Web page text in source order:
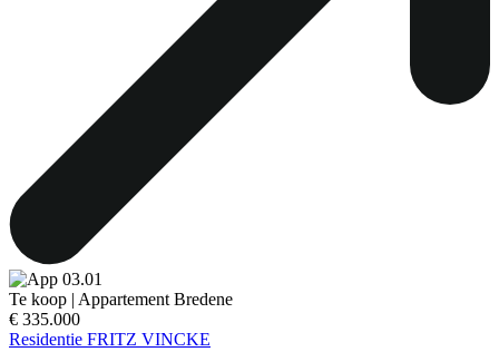
Te koop Appartement Bredene
€ 335.000
Residentie FRITZ VINCKE